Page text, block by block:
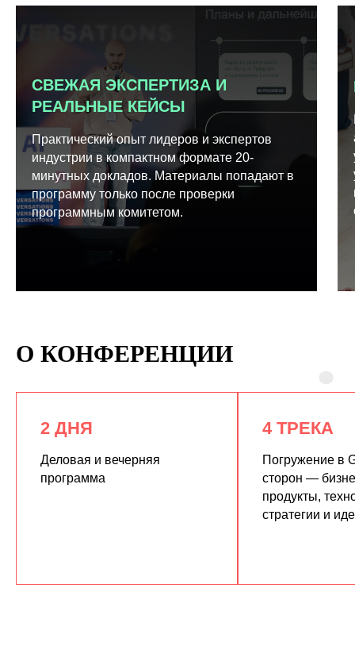
СВЕЖАЯ ЭКСПЕРТИЗА И
РЕАЛЬНЫЕ КЕЙСЫ
Практический опыт лидеров и экспертов
индустрии в компактном формате 20-
минутных докладов. Материалы попадают в
программу только после проверки
программным комитетом.
О КОНФЕРЕНЦИИ
2 ДНЯ
Деловая и вечерняя
программа
4 ТРЕКА
Погружение в
сторон —
продукты,
стратегии и